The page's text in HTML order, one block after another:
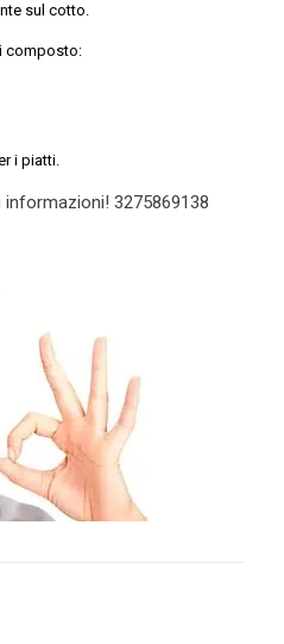
sul cotto.
composto:
i piatti.
informazioni! 3275869138